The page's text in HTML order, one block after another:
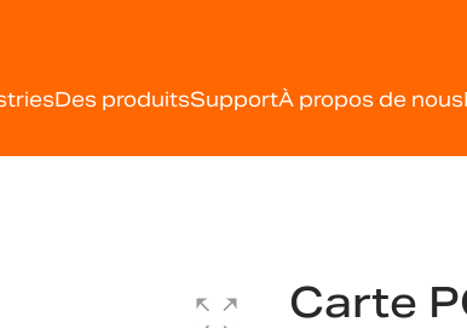
Des produitsSupportÀ propos de nous
Carte